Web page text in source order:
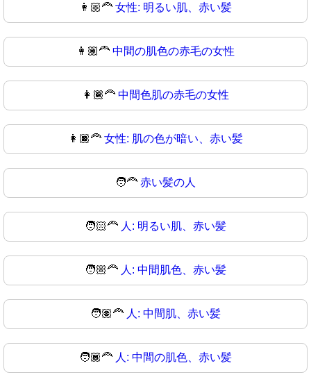
👩🏼‍🦰 女性: 明るい肌、赤い髪
👩🏽‍🦰 中間の肌色の赤毛の女性
👩🏾‍🦰 中間色肌の赤毛の女性
👩🏿‍🦰 女性: 肌の色が暗い、赤い髪
🧑‍🦰 赤い髪の人
🧑🏻‍🦰 人: 明るい肌、赤い髪
🧑🏼‍🦰 人: 中間肌色、赤い髪
🧑🏽‍🦰 人: 中間肌、赤い髪
🧑🏾‍🦰 人: 中間の肌色、赤い髪